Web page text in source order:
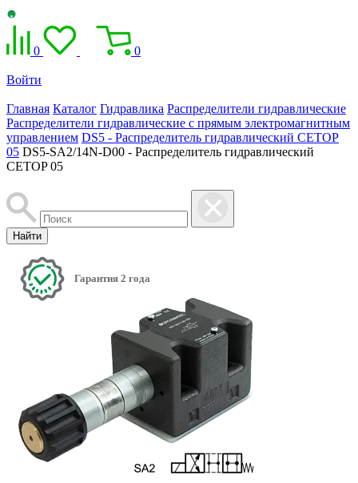
0 0
Войти
Главная Каталог Гидравлика Распределители гидравлические
Распределители гидравлические с прямым электромагнитным
управлением DS5 - Распределитель гидравлический CETOP
05 DS5-SA2/14N-D00 - Распределитель гидравлический
CETOP 05
Найти
Гарантия 2 года